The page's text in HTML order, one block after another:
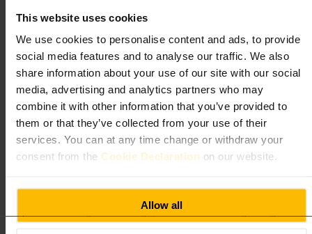
This website uses cookies
We use cookies to personalise content and ads, to provide
social media features and to analyse our traffic. We also
share information about your use of our site with our social
media, advertising and analytics partners who may
combine it with other information that you’ve provided to
them or that they’ve collected from your use of their
services. You can at any time change or withdraw your
consent from the Cookie Declaration on our website.
Allow all
Hvad du kan forvente
Uformel service og et overskueligt menukort med veltilberedte retter
og delbare småretter. Baren serverer klassiske cocktails og et udvalg af
øl. Indretningen er enkel, pladsen kan være trang i peak-tider.
Planlæg dit besøg
Kom tidligere på aftenen hvis I er flere, eller ring for at tjekke plads til
grupper. Brug stedet som pitstop efter en dag i området. Spørg
personalet om dagens anbefalinger, de kender ofte de hurtigste valg.